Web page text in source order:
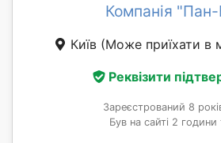
Компанія
Київ (Може приїхати в
Реквізити
Зареєстрований 8
Був на сайті 2